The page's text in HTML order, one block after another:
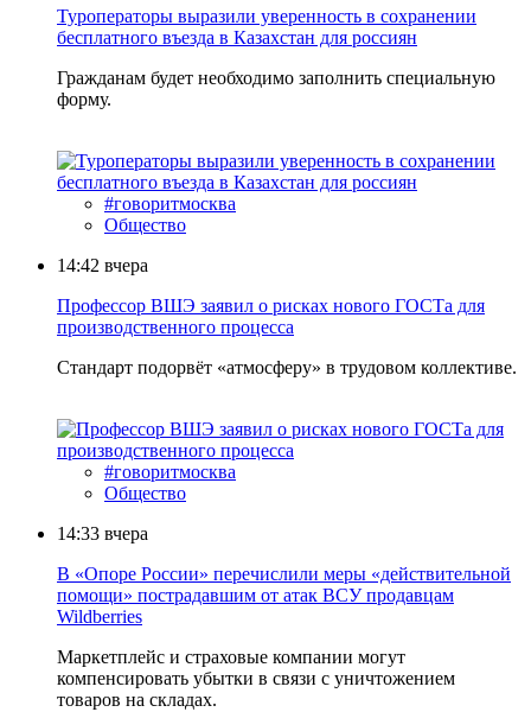
Туроператоры выразили уверенность в сохранении
бесплатного въезда в Казахстан для россиян
Гражданам будет необходимо заполнить специальную
форму.
#говоритмосква
Общество
14:42 вчера
Профессор ВШЭ заявил о рисках нового ГОСТа для
производственного процесса
Стандарт подорвёт «атмосферу» в трудовом коллективе.
#говоритмосква
Общество
14:33 вчера
В «Опоре России» перечислили меры «действительной
помощи» пострадавшим от атак ВСУ продавцам
Wildberries
Маркетплейс и страховые компании могут
компенсировать убытки в связи с уничтожением
товаров на складах.